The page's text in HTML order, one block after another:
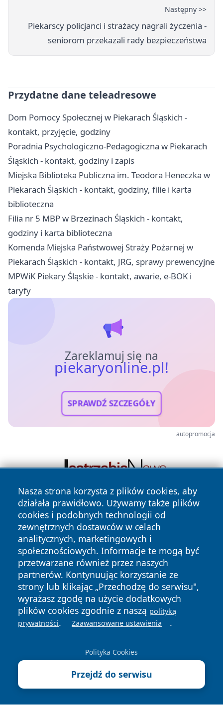
Następny >>
Piekarscy policjanci i strażacy nagrali życzenia -
seniorom przekazali rady bezpieczeństwa
Przydatne dane teleadresowe
Dom Pomocy Społecznej w Piekarach Śląskich -
kontakt, przyjęcie, godziny
Poradnia Psychologiczno-Pedagogiczna w Piekarach
Śląskich - kontakt, godziny i zapis
Miejska Biblioteka Publiczna im. Teodora Heneczka w
Piekarach Śląskich - kontakt, godziny, filie i karta
biblioteczna
Filia nr 5 MBP w Brzezinach Śląskich - kontakt,
godziny i karta biblioteczna
Komenda Miejska Państwowej Straży Pożarnej w
Piekarach Śląskich - kontakt, JRG, sprawy prewencyjne
MPWiK Piekary Śląskie - kontakt, awarie, e-BOK i
taryfy
Zareklamuj się na
piekaryonline.pl!
SPRAWDŹ SZCZEGÓŁY
autopromocja
Nasza strona korzysta z plików cookies, aby
działała prawidłowo. Używamy także plików
cookies i podobnych technologii od
zewnętrznych dostawców w celach
analitycznych, marketingowych i
społecznościowych. Informacje te mogą być
przetwarzane również przez naszych
partnerów. Kontynuując korzystanie ze
strony lub klikając „Przechodzę do serwisu",
wyrażasz zgodę na użycie dodatkowych
plików cookies zgodnie z naszą polityką
prywatności. Zaawansowane ustawienia .
Polityka Cookies
Przejdź do serwisu
Copyright © 2026 piekaryonline.pl Wszystkie prawa
zastrzeżone.
News Autorzy
Polityka
Prywatności
Polityka
Cookies